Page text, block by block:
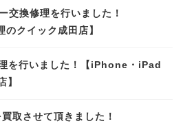
交換修理を行いました！
クイック成田店】
行いました！【iPhone・iPad
】
取させて頂きました！